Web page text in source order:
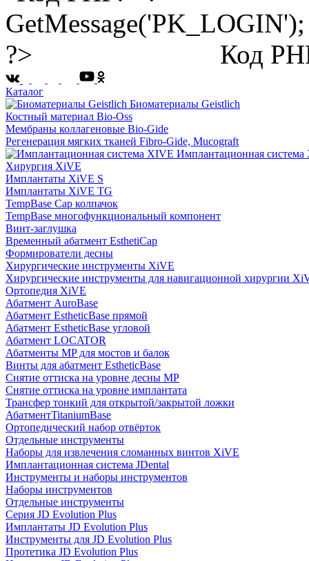
Код
Каталог
Биоматериалы Geistlich
Костный материал Bio-Oss
Мембраны коллагеновые Bio-Gide
Регенерация мягких тканей Fibro-Gide, Mucograft
Имплантационная
Хирургия XiVE
Имплантаты XiVE S
Имплантаты XiVE TG
TempBase Cap колпачок
TempBase многофункциональный компонент
Винт-заглушка
Временный абатмент EsthetiCap
Формирователи десны
Хирургические инструменты XiVE
Хирургические инструменты для навигационной хирургии
Ортопедия XiVE
Абатмент AuroBase
Абатмент EstheticBase прямой
Абатмент EstheticBase угловой
Абатмент LOCATOR
Абатменты MP для мостов и балок
Винты для абатмент EstheticBase
Снятие оттиска на уровне десны MP
Снятие оттиска на уровне имплантата
Трансфер тонкий для открытой/закрытой ложки
АбатментTitaniumBase
Ортопедический набор отвёрток
Отдельные инструменты
Наборы для извлечения сломанных винтов XiVE
Имплантационная система JDental
Инструменты и наборы инструментов
Наборы инструментов
Отдельные инструменты
Серия JD Evolution Plus
Имплантаты JD Evolution Plus
Инструменты для JD Evolution Plus
Протетика JD Evolution Plus